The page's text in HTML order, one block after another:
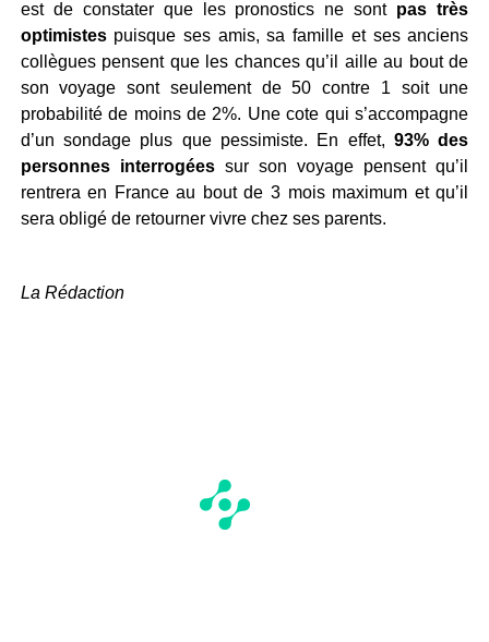
est de constater que les pronostics ne sont pas très
optimistespuisque ses amis, sa famille et ses anciens
collègues pensent que les chances qu’il aille au bout de
son voyage sont seulement de 50 contre 1 soit une
probabilité de moins de 2%. Une cote qui s’accompagne
d’un sondage plus que pessimiste. En effet, 93% des
personnes interrogéessur son voyage pensent qu’il
rentrera en France au bout de 3 mois maximum et qu’il
sera obligé de retourner vivre chez ses parents.
La Rédaction